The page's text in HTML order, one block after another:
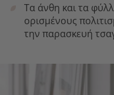
Τα άνθη και τα
ορισμένους
την παρασκευή